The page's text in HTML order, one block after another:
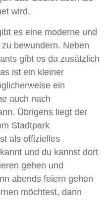
wird.
es eine moderne und
bewundern. Neben
gibt es da zusätzlich
ist ein kleiner
ein
auch nach
Übrigens liegt der
Stadtpark
als offizielles
und du kannst dort
gehen und
abends feiern gehen
möchtest, dann